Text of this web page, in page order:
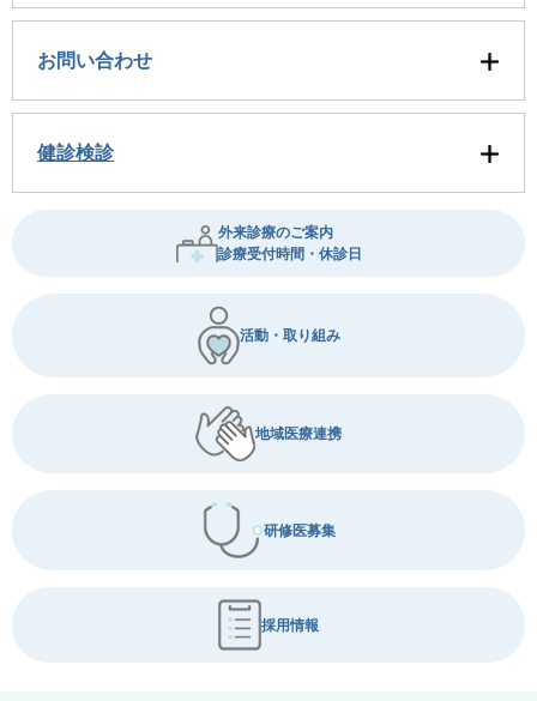
お問い合わせ
健診検診
外来診療のご案内
診療受付時間・休診日
活動・取り組み
地域医療連携
研修医募集
採用情報